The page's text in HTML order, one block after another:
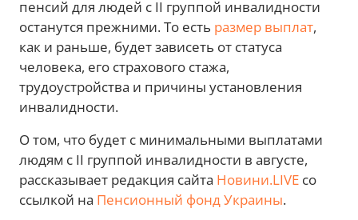
пенсий для людей с II группой инвалидности
останутся прежними. То есть размер выплат,
как и раньше, будет зависеть от статуса
человека, его страхового стажа,
трудоустройства и причины установления
инвалидности.
О том, что будет с минимальными выплатами
людям с II группой инвалидности в августе,
рассказывает редакция сайта Новини.LIVE со
ссылкой на Пенсионный фонд Украины.